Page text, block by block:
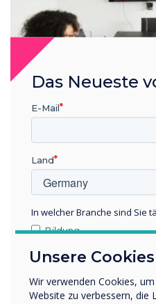
Seamless integration
Create a
Switch to the room’s audio
the audio and camera from
Using the in-room AV
experience.
Unsere Cookies
Wir verwenden Cookies,
Website zu verbessern, die
Das Neueste
E-Mail
Land
In welcher Branche sind Sie
Bildung
Sonstiges
Name Unternehmen/